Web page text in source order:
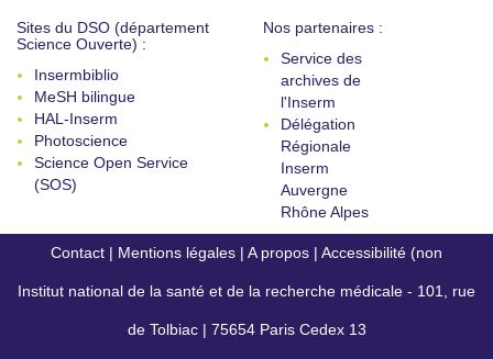
Sites du DSO (département
Science Ouverte) :
Insermbiblio
MeSH bilingue
HAL-Inserm
Photoscience
Science Open Service
(SOS)
Nos partenaires :
Service des
archives de
l'Inserm
Délégation
Régionale
Inserm
Auvergne
Rhône Alpes
Contact | Mentions légales | A propos | Accessibilité (non
conforme)
Institut national de la santé et de la recherche médicale - 101, rue
de Tolbiac | 75654 Paris Cedex 13